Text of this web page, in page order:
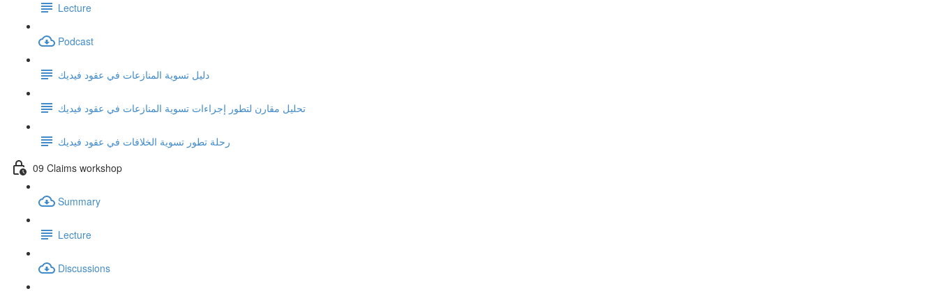
Lecture
Podcast
دليل تسوية المنازعات في عقود فيديك
تحليل مقارن لتطور إجراءات تسوية المنازعات في عقود فيديك
رحلة تطور تسوية الخلافات في عقود فيديك
09 Claims workshop
Summary
Lecture
Discussions